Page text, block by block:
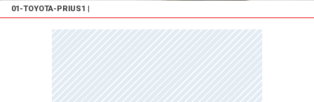
01-TOYOTA-PRIUS1